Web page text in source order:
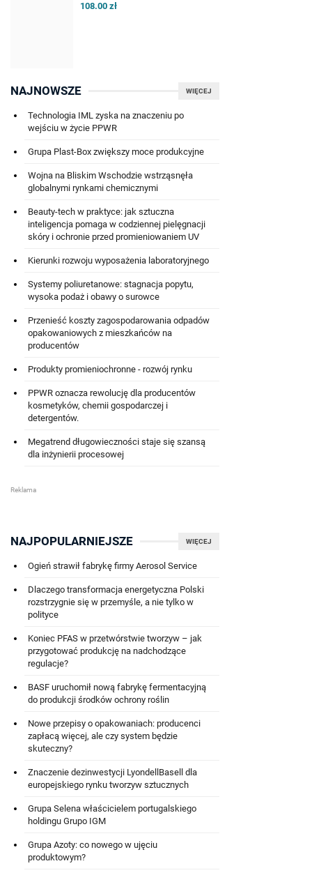
108.00 zł
WIĘCEJ
NAJNOWSZE
Technologia IML zyska na znaczeniu po
wejściu w życie PPWR
Grupa Plast-Box zwiększy moce produkcyjne
Wojna na Bliskim Wschodzie wstrząsnęła
globalnymi rynkami chemicznymi
Beauty-tech w praktyce: jak sztuczna
inteligencja pomaga w codziennej pielęgnacji
skóry i ochronie przed promieniowaniem UV
Kierunki rozwoju wyposażenia laboratoryjnego
Systemy poliuretanowe: stagnacja popytu,
wysoka podaż i obawy o surowce
Przenieść koszty zagospodarowania odpadów
opakowaniowych z mieszkańców na
producentów
Produkty promieniochronne - rozwój rynku
PPWR oznacza rewolucję dla producentów
kosmetyków, chemii gospodarczej i
detergentów.
Megatrend długowieczności staje się szansą
dla inżynierii procesowej
WIĘCEJ
NAJPOPULARNIEJSZE
Ogień strawił fabrykę firmy Aerosol Service
Dlaczego transformacja energetyczna Polski
rozstrzygnie się w przemyśle, a nie tylko w
polityce
Koniec PFAS w przetwórstwie tworzyw – jak
przygotować produkcję na nadchodzące
regulacje?
BASF uruchomił nową fabrykę fermentacyjną
do produkcji środków ochrony roślin
Nowe przepisy o opakowaniach: producenci
zapłacą więcej, ale czy system będzie
skuteczny?
Znaczenie dezinwestycji LyondellBasell dla
europejskiego rynku tworzyw sztucznych
Grupa Selena właścicielem portugalskiego
holdingu Grupo IGM
Grupa Azoty: co nowego w ujęciu
produktowym?